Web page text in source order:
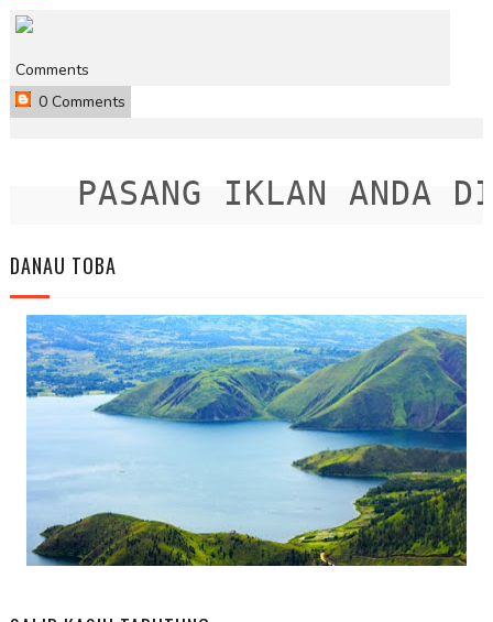
Comments
0 Comments
PASANG IKLAN ANDA
DANAU TOBA